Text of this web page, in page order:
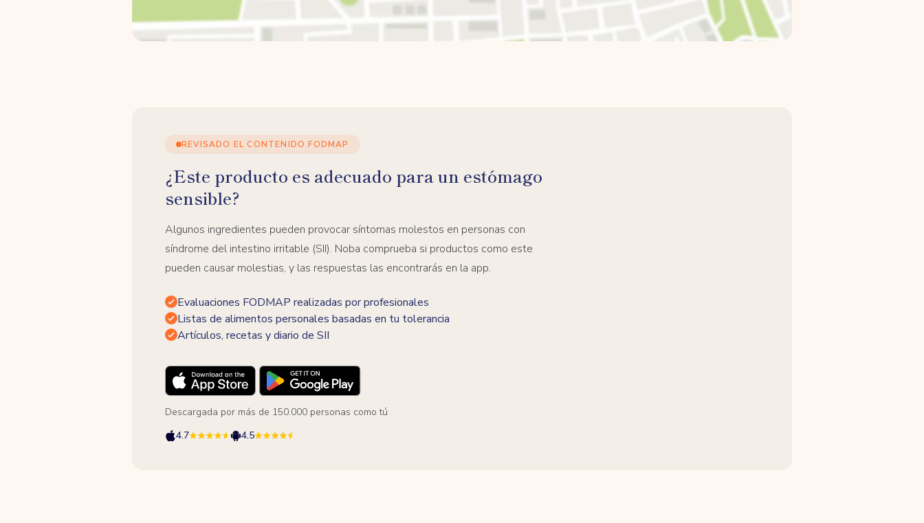
REVISADO EL CONTENIDO FODMAP
¿Este producto es adecuado para un estómago
sensible?
Algunos ingredientes pueden provocar síntomas molestos en personas con
síndrome del intestino irritable (SII). Noba comprueba si productos como este
pueden causar molestias, y las respuestas las encontrarás en la app.
Evaluaciones FODMAP realizadas por profesionales
Listas de alimentos personales basadas en tu tolerancia
Artículos, recetas y diario de SII
Descargada por más de 150.000 personas como tú
4.7
4.5